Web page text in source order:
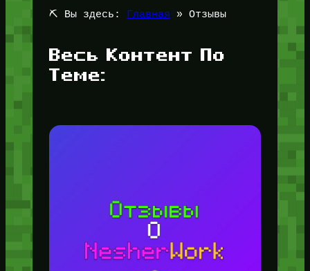
⛏️ Вы здесь: Главная » Отзывы
Весь Контент По
Теме: